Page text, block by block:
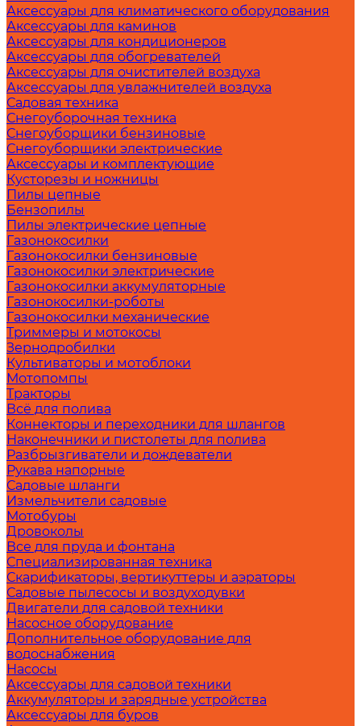
Аксессуары для климатического оборудования
Аксессуары для каминов
Аксессуары для кондиционеров
Аксессуары для обогревателей
Аксессуары для очистителей воздуха
Аксессуары для увлажнителей воздуха
Садовая техника
Снегоуборочная техника
Снегоуборщики бензиновые
Снегоуборщики электрические
Аксессуары и комплектующие
Кусторезы и ножницы
Пилы цепные
Бензопилы
Пилы электрические цепные
Газонокосилки
Газонокосилки бензиновые
Газонокосилки электрические
Газонокосилки аккумуляторные
Газонокосилки-роботы
Газонокосилки механические
Триммеры и мотокосы
Зернодробилки
Культиваторы и мотоблоки
Мотопомпы
Тракторы
Всё для полива
Коннекторы и переходники для шлангов
Наконечники и пистолеты для полива
Разбрызгиватели и дождеватели
Рукава напорные
Садовые шланги
Измельчители садовые
Мотобуры
Дровоколы
Все для пруда и фонтана
Специализированная техника
Скарификаторы, вертикуттеры и аэраторы
Садовые пылесосы и воздуходувки
Двигатели для садовой техники
Насосное оборудование
Дополнительное оборудование для
водоснабжения
Насосы
Аксессуары для садовой техники
Аккумуляторы и зарядные устройства
Аксессуары для буров